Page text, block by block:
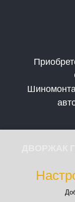
ДВОРЖАК